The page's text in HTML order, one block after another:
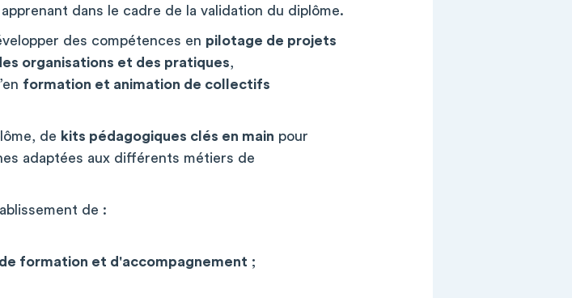
dans le cadre de la validation du diplôme.
des compétences en pilotage de projets
organisations et des pratiques,
formation et animation de collectifs
de kits pédagogiques clés en main pour
adaptées aux différents métiers de
de :
formation et d'accompagnement ;